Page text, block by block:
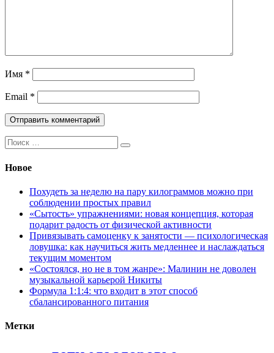
Имя *
Email *
Поиск:
Новое
Похудеть за неделю на пару килограммов можно при
соблюдении простых правил
«Сытость» упражнениями: новая концепция, которая
подарит радость от физической активности
Привязывать самоценку к занятости — психологическая
ловушка: как научиться жить медленнее и наслаждаться
текущим моментом
«Состоялся, но не в том жанре»: Малинин не доволен
музыкальной карьерой Никиты
Формула 1:1:4: что входит в этот способ
сбалансированного питания
Метки